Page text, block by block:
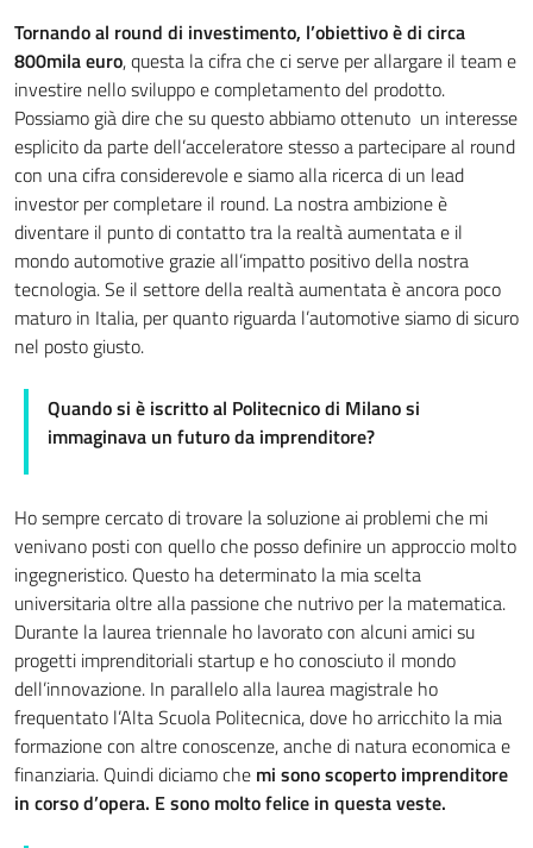
Tornando al round di investimento, l’obiettivo è di circa
800mila euro, questa la cifra che ci serve per allargare il team e
investire nello sviluppo e completamento del prodotto.
Possiamo già dire che su questo abbiamo ottenuto un interesse
esplicito da parte dell’acceleratore stesso a partecipare al round
con una cifra considerevole e siamo alla ricerca di un lead
investor per completare il round. La nostra ambizione è
diventare il punto di contatto tra la realtà aumentata e il
mondo automotive grazie all’impatto positivo della nostra
tecnologia. Se il settore della realtà aumentata è ancora poco
maturo in Italia, per quanto riguarda l’automotive siamo di sicuro
nel posto giusto.
Quando si è iscritto al Politecnico di Milano si
immaginava un futuro da imprenditore?
Ho sempre cercato di trovare la soluzione ai problemi che mi
venivano posti con quello che posso definire un approccio molto
ingegneristico. Questo ha determinato la mia scelta
universitaria oltre alla passione che nutrivo per la matematica.
Durante la laurea triennale ho lavorato con alcuni amici su
progetti imprenditoriali startup e ho conosciuto il mondo
dell’innovazione. In parallelo alla laurea magistrale ho
frequentato l’Alta Scuola Politecnica, dove ho arricchito la mia
formazione con altre conoscenze, anche di natura economica e
finanziaria. Quindi diciamo che mi sono scoperto imprenditore
in corso d’opera. E sono molto felice in questa veste.